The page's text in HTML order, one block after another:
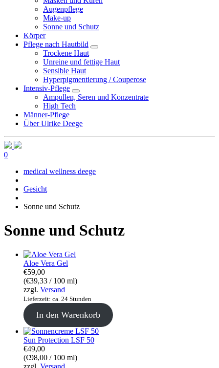
Augenpflege
Make-up
Sonne und Schutz
Körper
Pflege nach Hautbild
Trockene Haut
Unreine und fettige Haut
Sensible Haut
Hyperpigmentierung / Couperose
Intensiv-Pflege
Ampullen, Seren und Konzentrate
High Tech
Männer-Pflege
Über Ulrike Deege
0
medical wellness deege
Gesicht
Sonne und Schutz
Sonne und Schutz
Aloe Vera Gel
€59,00
(€39,33 / 100 ml)
zzgl. Versand
Lieferzeit: ca. 24 Stunden
In den Warenkorb
Sun Protection LSF 50
€49,00
(€98,00 / 100 ml)
zzgl. Versand